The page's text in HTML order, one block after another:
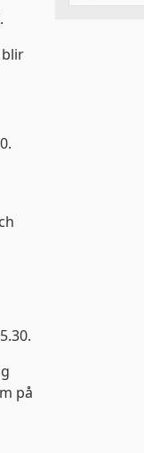
upplevelse.
på